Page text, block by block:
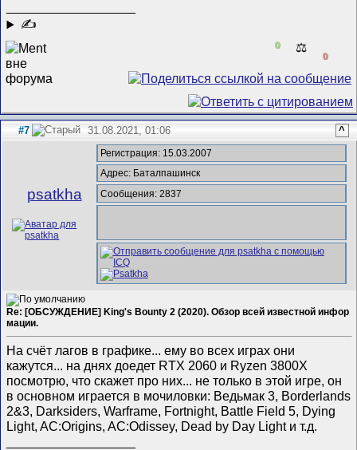
✍
0 ⚖️
0
#7 31.08.2021, 01:06 ^
psatkha
Регистрация: 15.03.2007
Адрес: Баталпашинск
Сообщения: 2837
Re: [ОБСУЖДЕНИЕ] King's Bounty 2 (2020). Обзор всей известной инфор
мации.
На счёт лагов в графике... ему во всех играх они
кажутся... на днях доедет RTX 2060 и Ryzen 3800X
посмотрю, что скажет про них... не только в этой игре, он
в основном играется в мочиловки: Ведьмак 3, Borderlands
2&3, Darksiders, Warframe, Fortnight, Battle Field 5, Dying
Light, AC:Origins, AC:Odissey, Dead by Day Light и т.д.